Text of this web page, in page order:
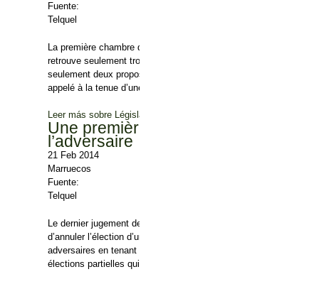
Fuente:
Telquel
La première chambre du parlement a voté 42 textes de loi, en
retrouve seulement trois lois organiques alors que les
seulement deux propositions de loi ont été adoptées. La plus
appelé à la tenue d’une session extraordinaire.
Leer más sobre Législation. Maigre moisson
Une première : Le Conseil
l’adversaire
21 Feb 2014
Marruecos
Fuente:
Telquel
Le dernier jugement des sages du Conseil constitutionnel fera
d’annuler l’élection d’un parlementaire de l’Istiqlal à Moulay
adversaires en tenant un discours qui porte atteinte à la dignité
élections partielles qui se sont tenues le 3 octobre.